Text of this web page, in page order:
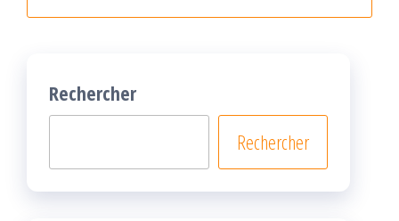
Rechercher
Rechercher